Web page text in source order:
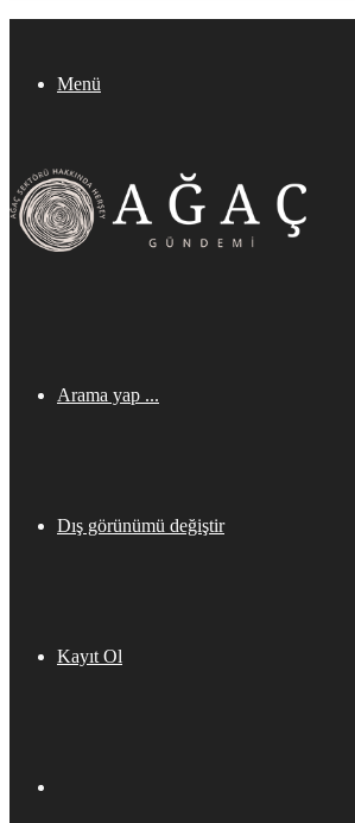
Menü
Arama yap ...
Dış görünümü değiştir
Kayıt Ol